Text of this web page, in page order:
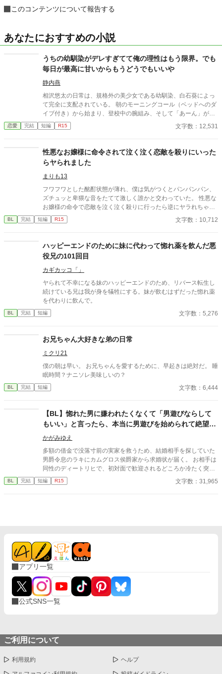
このコンテンツについて報告する
あなたにおすすめの小説
うちの幼馴染がデレすぎてて俺の理性はもう限界。でも
毎日が最高に甘いからもうどうでもいいや
静内燕
相沢悠太の日常は、規格外の美少女である幼馴染、白石葵によっ
て完全に支配されている。 朝のモーニングコール（ベッドへのダ
イブ付き）から始まり、登校中の腕組み、そして「あーん」が義
務付けられた手作り弁当。誰もが羨むラブラブっぷりだが、悠太
はこれを「家族愛」だと頑なに誤解（無視）している。 「ゆーた
の一途。周囲の冷やかしや、葵を狙う男子生徒のプレッシャーが
高まる中、悠太の**「幼馴染フィルター」**はついに限界を迎え
る。 この溺愛っぷり、いつまで「家族」で通せるのか？ 甘すぎる
日常が、悠太の鈍感な理性を溶かし尽くす――最初からクライマ
ックスの、超高濃度イチャイチャ・ラブコメ、開幕！
恋愛 完結 短編 R15 文字数：12,531
性悪なお嬢様に命令されて泣く泣く恋敵を殺りにいった
らヤられました
まりも13
フワフワとした酩酊状態が薄れ、僕は気がつくとパンパンパン、
ズチュッと卑猥な音をたてて激しく誰かと交わっていた。 性悪な
お嬢様の命令で恋敵を泣く泣く殺りに行ったら逆にヤラれちゃっ
た、ちょっとアホな子の話です。 （ムーンライトノベルにも掲載
しています）
BL 完結 短編 R15 文字数：10,712
ハッピーエンドのために妹に代わって惚れ薬を飲んだ悪
役兄の101回目
カギカッコ「」
ヤられて不幸になる妹のハッピーエンドのため、リバース転生し
続けている兄は我が身を犠牲にする。妹が飲むはずだった惚れ薬
を代わりに飲んで。
BL 完結 短編 文字数：5,276
お兄ちゃん大好きな弟の日常
ミクリ21
僕の朝は早い。 お兄ちゃんを愛するために、早起きは絶対だ。 睡
眠時間？ナニソレ美味しいの？
BL 完結 短編 文字数：6,444
【BL】惚れた男に嫌われたくなくて「男遊びならして
もいい」と言ったら、本当に男遊びを始められて絶望し
ている侯爵令息の話
かがみゆえ
多額の借金で没落寸前の実家を救うため、結婚相手を探していた
男爵令息のラキにカムグロス侯爵家から求婚状が届く。 お相手は
同性のディートリヒで、初対面で歓迎されるどころか冷たく突き
放されてしまう。 『必要最低限関わるな』 『愛人を作るな』
『男遊びならしてもいい』 ディートリヒから実家の借金を完済す
BL 完結 短編 R15 文字数：31,965
アプリ一覧
公式SNS一覧
ご利用について
利用規約 ヘルプ